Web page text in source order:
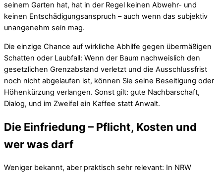
seinem Garten hat, hat in der Regel keinen Abwehr- und
keinen Entschädigungsanspruch – auch wenn das subjektiv
unangenehm sein mag.
Die einzige Chance auf wirkliche Abhilfe gegen übermäßigen
Schatten oder Laubfall: Wenn der Baum nachweislich den
gesetzlichen Grenzabstand verletzt und die Ausschlussfrist
noch nicht abgelaufen ist, können Sie seine Beseitigung oder
Höhenkürzung verlangen. Sonst gilt: gute Nachbarschaft,
Dialog, und im Zweifel ein Kaffee statt Anwalt.
Die Einfriedung – Pflicht, Kosten und
wer was darf
Weniger bekannt, aber praktisch sehr relevant: In NRW